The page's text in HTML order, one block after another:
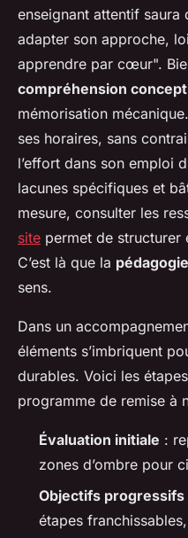
enseignant attentif saura
adapter son approche,
apprendre par cœur".
compréhension
mémorisation
ses horaires, sans
l’effort dans son emploi
lacunes spécifiques et
mesure, consulter les
site permet de structurer
C’est là que la
sens.
Dans un
éléments s’imbriquent
durables. Voici les
programme de remise à
Évaluation initiale :
zones d’ombre pour
Objectifs progressifs
étapes